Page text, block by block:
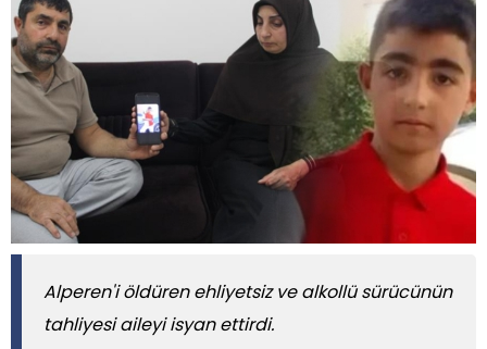
Alperen'i öldüren ehliyetsiz ve alkollü sürücünün
tahliyesi aileyi isyan ettirdi.